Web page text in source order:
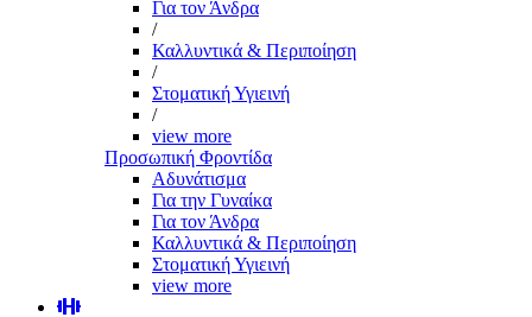
Για τον Άνδρα
/
Καλλυντικά & Περιποίηση
/
Στοματική Υγιεινή
/
view more
Προσωπική Φροντίδα
Αδυνάτισμα
Για την Γυναίκα
Για τον Άνδρα
Καλλυντικά & Περιποίηση
Στοματική Υγιεινή
view more